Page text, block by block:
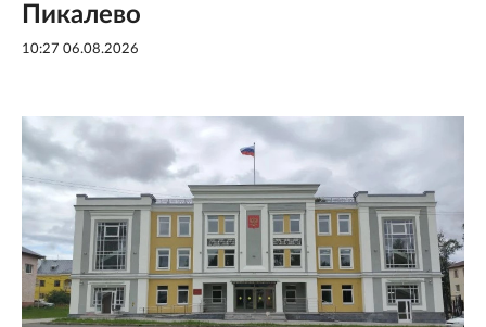
Пикалево
10:27 06.08.2026